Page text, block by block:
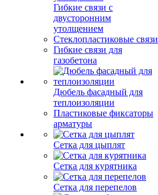
Гибкие связи с
двусторонним
утолщением
Стеклопластиковые связи
Гибкие связи для
газобетона
Дюбель фасадный для
теплоизоляции
Пластиковые фиксаторы
арматуры
Сетка для цыплят
Сетка для курятника
Сетка для перепелов